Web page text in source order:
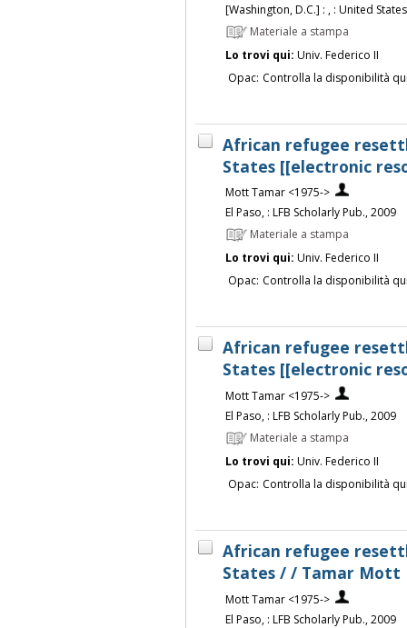
[Washington, D.C.] : , : United
Materiale a stampa
Lo trovi qui: Univ. Federico II
Opac: Controlla la disponibilità
African refugee
States [[electronic
Mott Tamar <1975->
El Paso, : LFB Scholarly Pub., 2009
Materiale a stampa
Lo trovi qui: Univ. Federico II
Opac: Controlla la disponibilità
African refugee
States [[electronic
Mott Tamar <1975->
El Paso, : LFB Scholarly Pub., 2009
Materiale a stampa
Lo trovi qui: Univ. Federico II
Opac: Controlla la disponibilità
African refugee
States / / Tamar Mott
Mott Tamar <1975->
El Paso, : LFB Scholarly Pub., 2009